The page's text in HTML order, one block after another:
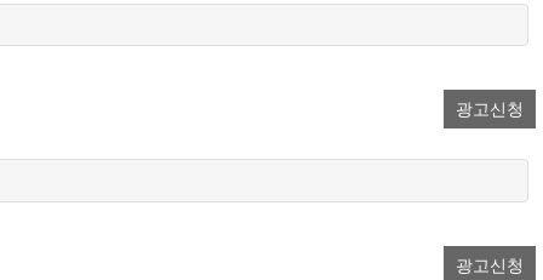
광고신청
광고신청